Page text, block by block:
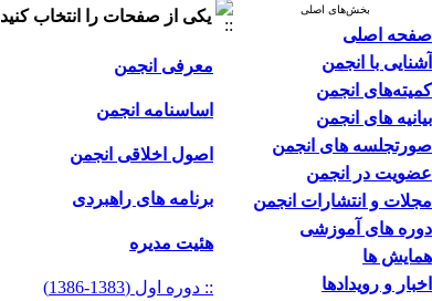
بخش‌های اصلی
صفحه اصلی
آشنایی با انجمن
کمیته‌های انجمن
بیانیه های انجمن
صورتجلسه های انجمن
عضویت در انجمن
مجلات و انتشارات انجمن
دوره های آموزشی
همایش ها
اخبار و رویدادها
یکی از صفحات را انتخاب کنید
معرفی انجمن
اساسنامه انجمن
اصول اخلاقی انجمن
برنامه های راهبردی
هئیت مدیره
:: دوره اول (1383-1386)